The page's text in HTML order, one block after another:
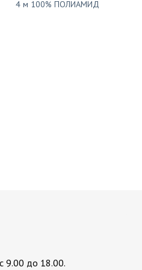
4 м 100% ПОЛИАМИД
9.00 до 18.00.